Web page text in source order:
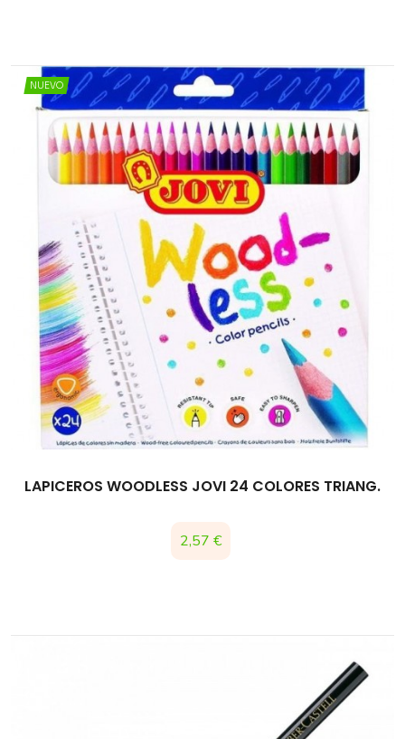
NUEVO
LAPICEROS WOODLESS JOVI 24 COLORES TRIANG.
Precio
2,57 €